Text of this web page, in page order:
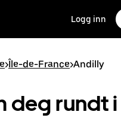
Logg inn
>Île-de-France>Andilly
deg rundt